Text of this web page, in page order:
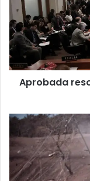
condena
el
gobierno
de
Maduro
Aprobada
Con
1.500
mascaras
antigás
grupo